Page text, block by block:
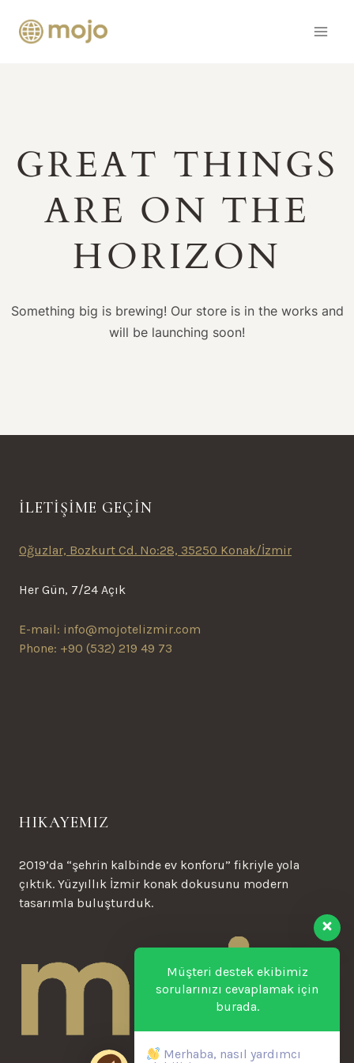
GREAT THINGS
ARE ON THE
HORIZON
Something big is brewing! Our store is in the works and
will be launching soon!
İLETİŞİME GEÇİN
Oğuzlar, Bozkurt Cd. No:28, 35250 Konak/İzmir
Her Gün, 7/24 Açık
E-mail: info@mojotelizmir.com
Phone: +90 (532) 219 49 73
HIKAYEMIZ
2019’da “şehrin kalbinde ev konforu” fikriyle yola
çıktık. Yüzyıllık İzmir konak dokusunu modern
tasarımla buluşturduk.
Müşteri destek ekibimiz
sorularınızı cevaplamak için
burada.
Merhaba, nasıl yardımcı